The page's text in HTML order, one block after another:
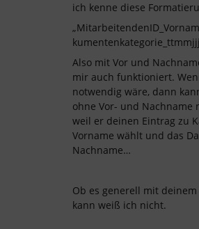
ich kenne diese
Also mit Vor und
mir auch funktioniert.
notwendig wäre, dann
ohne Vor- und Nachname
weil er deinen Eintrag zu
Vorname wählt und das
Nachname…
Ob es generell mit
kann weiß ich nicht.